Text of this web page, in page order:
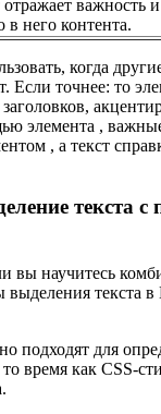
важность
в него контента.
когда
Если точнее: то
элемента ,
, а текст
текста
вы научитесь
текста
подходят для
время как CSS-